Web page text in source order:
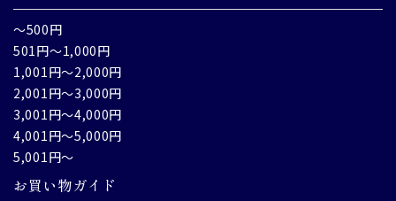
～500円
501円～1,000円
1,001円～2,000円
2,001円～3,000円
3,001円～4,000円
4,001円～5,000円
5,001円～
お買い物ガイド